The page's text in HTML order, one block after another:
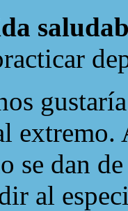
extremo.
se dan
al